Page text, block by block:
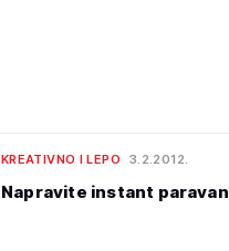
KREATIVNO I LEPO 3.2.2012.
Napravite instant paravan